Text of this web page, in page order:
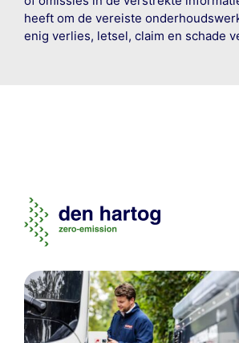
heeft om de vereiste
enig verlies, letsel, claim en schade